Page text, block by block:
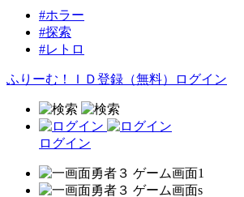
#ホラー
#探索
#レトロ
ふりーむ！ＩＤ登録（無料） ログイン
ログイン